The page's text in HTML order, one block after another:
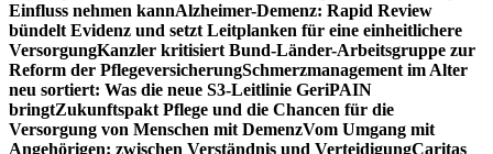
Einfluss nehmen kannAlzheimer-Demenz: Rapid Review
bündelt Evidenz und setzt Leitplanken für eine einheitlichere
VersorgungKanzler kritisiert Bund-Länder-Arbeitsgruppe zur
Reform der PflegeversicherungSchmerzmanagement im Alter
neu sortiert: Was die neue S3-Leitlinie GeriPAIN
bringtZukunftspakt Pflege und die Chancen für die
Versorgung von Menschen mit DemenzVom Umgang mit
Angehörigen: zwischen Verständnis und VerteidigungCaritas